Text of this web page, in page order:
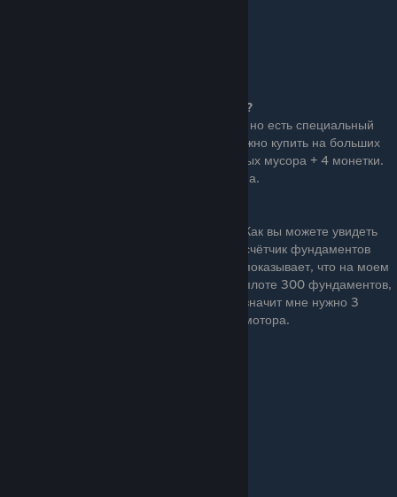
Как узнать сколько у вас фундаментов?
вы конечно можете посчитать их вручную, но есть специальный
. Его можно купить на больших
островах в магазинчике за 3 пресированных мусора + 4 монетки.
Он расположен на втором уровне магазина.
Как вы можете увидеть
счётчик фундаментов
показывает, что на моем
плоте 300 фундаментов,
значит мне нужно 3
мотора.